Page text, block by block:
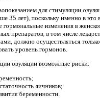
для стимуляции
35 лет), поскольку именно в это
гормональные изменения в
препаратов, в том числе
должно осуществляться
уровень гормонов.
овуляции возможные риски:
яичников;
беременности.